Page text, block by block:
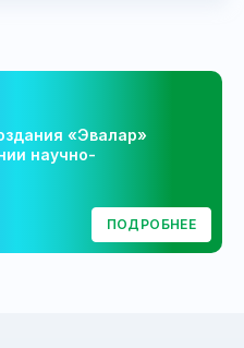
«Эвалар»
научно-
ПОДРОБНЕЕ